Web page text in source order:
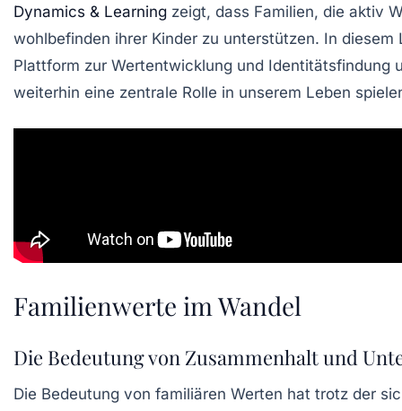
Dynamics & Learning zeigt, dass Familien, die aktiv
wohlbefinden ihrer Kinder zu unterstützen. In
Plattform zur Wertentwicklung und Identitätsfindung
weiterhin eine zentrale Rolle in unserem Leben
Familienwerte im Wandel
Die Bedeutung von Zusammenhalt und
Die Bedeutung von familiären Werten hat trotz der